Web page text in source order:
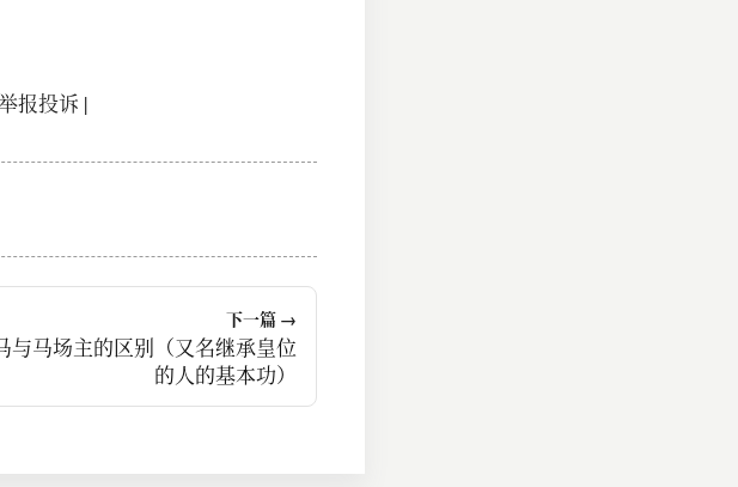
报投诉 |
下一篇 →
与马场主的区别（又名继承皇位
的人的基本功）